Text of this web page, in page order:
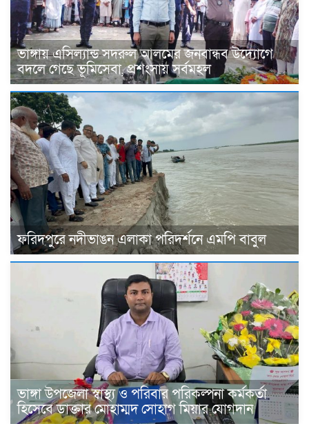
ভাঙ্গায় এসিল্যান্ড সদরুল আলমের জনবান্ধব উদ্যোগে
বদলে গেছে ভূমিসেবা, প্রশংসায় সর্বমহল
ফরিদপুরে নদীভাঙন এলাকা পরিদর্শনে এমপি বাবুল
ভাঙ্গা উপজেলা স্বাস্থ্য ও পরিবার পরিকল্পনা কর্মকর্তা
হিসেবে ডাক্তার মোহাম্মদ সোহাগ মিয়ার যোগদান